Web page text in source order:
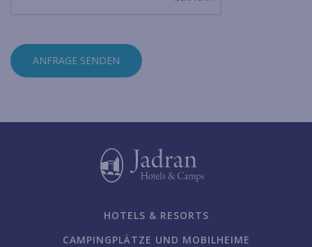
ANFRAGE SENDEN
HOTELS & RESORTS
CAMPINGPLÄTZE UND MOBILHEIME